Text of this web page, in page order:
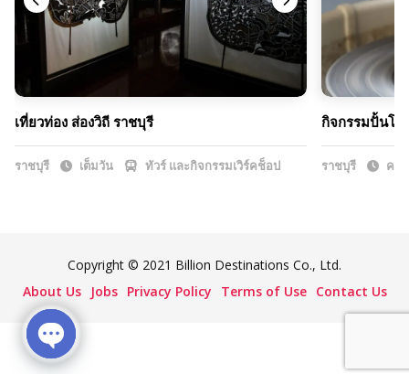
เที่ยวท่อง ส่องวิถี ราชบุรี
ราชบุรี เต็มวัน ทัวร์ และกิจกรรมเวิร์คช็อป
กิจกรรมปั้นโอ่
ราชบุรี ครึ่
Copyright © 2021 Billion Destinations Co., Ltd.
About Us
Jobs Privacy Policy Terms of Use Contact Us
Open chaty